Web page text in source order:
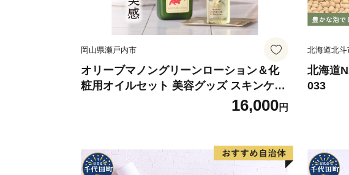
岡山県瀬戸内市
オリーブマノングリーンローション＆化
粧用オイルセット 美容グッズ スキンケア
16,000円
北海道北斗
北海道
033